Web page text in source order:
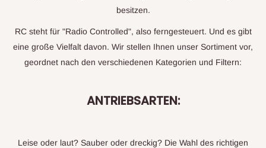
besitzen.
RC steht für "Radio Controlled", also ferngesteuert. Und es gibt
eine große Vielfalt davon. Wir stellen Ihnen unser Sortiment vor,
geordnet nach den verschiedenen Kategorien und Filtern:
ANTRIEBSARTEN:
Leise oder laut? Sauber oder dreckig? Die Wahl des richtigen